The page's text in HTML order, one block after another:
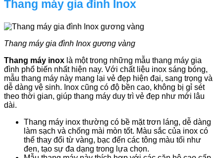
Thang máy gia đình Inox
Thang máy gia đình Inox gương vàng
Thang máy inox là một trong những mẫu thang máy gia
đình phổ biến nhất hiện nay. Với chất liệu inox sáng bóng,
mẫu thang máy này mang lại vẻ đẹp hiện đại, sang trọng và
dễ dàng vệ sinh. Inox cũng có độ bền cao, không bị gỉ sét
theo thời gian, giúp thang máy duy trì vẻ đẹp như mới lâu
dài.
Thang máy inox thường có bề mặt trơn láng, dễ dàng
làm sạch và chống mài mòn tốt. Màu sắc của inox có
thể thay đổi từ vàng, bạc đến các tông màu tối như
đen, tạo sự đa dạng trong lựa chọn.